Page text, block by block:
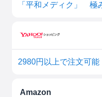
「平和メディク」 極
2980円以上で注文可
Amazon